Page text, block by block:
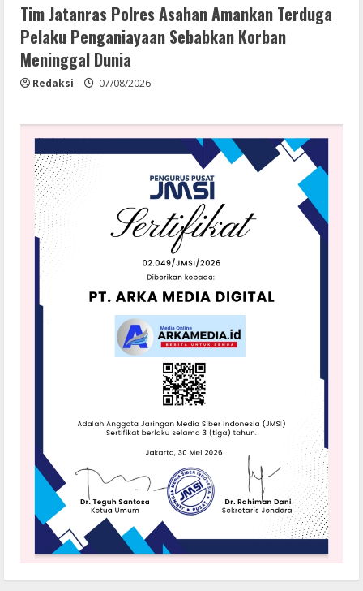
Tim Jatanras Polres Asahan Amankan Terduga
Pelaku Penganiayaan Sebabkan Korban
Meninggal Dunia
Redaksi 07/08/2026